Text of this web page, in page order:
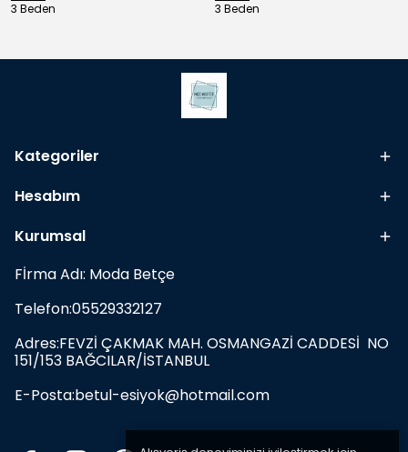
3 Beden 3 Beden
Kategoriler
Hesabım
Kurumsal
Fİrma Adı: Moda Betçe
Telefon:05529332127
Adres:FEVZİ ÇAKMAK MAH. OSMANGAZİ CADDESİ NO
151/153 BAĞCILAR/İSTANBUL
E-Posta:betul-esiyok@hotmail.com